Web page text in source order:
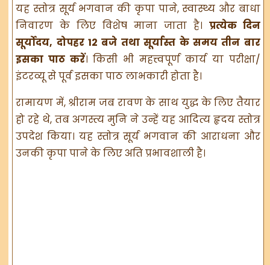
यह स्तोत्र सूर्य भगवान की कृपा पाने, स्वास्थ्य और बाधा
निवारण के लिए विशेष माना जाता है। प्रत्येक दिन
सूर्योदय, दोपहर 12 बजे तथा सूर्यास्त के समय तीन बार
इसका पाठ करें। किसी भी महत्त्वपूर्ण कार्य या परीक्षा/
इंटरव्यू से पूर्व इसका पाठ लाभकारी होता है।
रामायण में, श्रीराम जब रावण के साथ युद्ध के लिए तैयार
हो रहे थे, तब अगस्त्य मुनि ने उन्हें यह आदित्य हृदय स्तोत्र
उपदेश किया। यह स्तोत्र सूर्य भगवान की आराधना और
उनकी कृपा पाने के लिए अति प्रभावशाली है।